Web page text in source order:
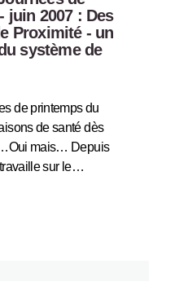
juin 2007 : Des
Proximité - un
système de
de printemps du
de santé dès
mais… Depuis
sur le…